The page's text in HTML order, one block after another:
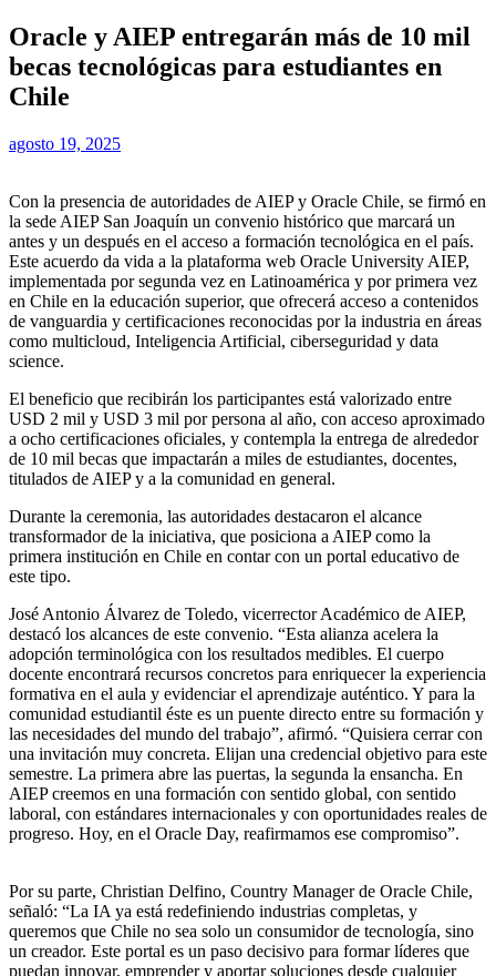
Oracle y AIEP entregarán más de 10 mil
becas tecnológicas para estudiantes en
Chile
agosto 19, 2025
Con la presencia de autoridades de AIEP y Oracle Chile, se firmó en
la sede AIEP San Joaquín un convenio histórico que marcará un
antes y un después en el acceso a formación tecnológica en el país.
Este acuerdo da vida a la plataforma web Oracle University AIEP,
implementada por segunda vez en Latinoamérica y por primera vez
en Chile en la educación superior, que ofrecerá acceso a contenidos
de vanguardia y certificaciones reconocidas por la industria en áreas
como multicloud, Inteligencia Artificial, ciberseguridad y data
science.
El beneficio que recibirán los participantes está valorizado entre
USD 2 mil y USD 3 mil por persona al año, con acceso aproximado
a ocho certificaciones oficiales, y contempla la entrega de alrededor
de 10 mil becas que impactarán a miles de estudiantes, docentes,
titulados de AIEP y a la comunidad en general.
Durante la ceremonia, las autoridades destacaron el alcance
transformador de la iniciativa, que posiciona a AIEP como la
primera institución en Chile en contar con un portal educativo de
este tipo.
José Antonio Álvarez de Toledo, vicerrector Académico de AIEP,
destacó los alcances de este convenio. “Esta alianza acelera la
adopción terminológica con los resultados medibles. El cuerpo
docente encontrará recursos concretos para enriquecer la experiencia
formativa en el aula y evidenciar el aprendizaje auténtico. Y para la
comunidad estudiantil éste es un puente directo entre su formación y
las necesidades del mundo del trabajo”, afirmó. “Quisiera cerrar con
una invitación muy concreta. Elijan una credencial objetivo para este
semestre. La primera abre las puertas, la segunda la ensancha. En
AIEP creemos en una formación con sentido global, con sentido
laboral, con estándares internacionales y con oportunidades reales de
progreso. Hoy, en el Oracle Day, reafirmamos ese compromiso”.
Por su parte, Christian Delfino, Country Manager de Oracle Chile,
señaló: “La IA ya está redefiniendo industrias completas, y
queremos que Chile no sea solo un consumidor de tecnología, sino
un creador. Este portal es un paso decisivo para formar líderes que
puedan innovar, emprender y aportar soluciones desde cualquier